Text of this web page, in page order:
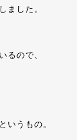
ました。
るので、
いうもの。